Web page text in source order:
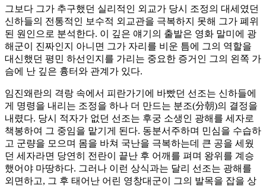
그보다 그가 추구했던 실리적인 외교가 당시 조정의 대세였던
신하들의 전통적인 보수적 외교관을 극복하지 못해 그가 폐위
된 원인으로 분석한다. 이 깊은 얘기의 출발은 영화 말미에 광
해군이 진짜인지 아니면 그가 자리를 비운 틈에 그의 역할을
대신했던 평민 하선인지를 가리는 중요한 증거인 그의 왼쪽 가
슴에 난 깊은 흉터와 관계가 있다.
임진왜란의 격랑 속에서 피란가기에 바빴던 선조는 신하들에
게 명령을 내리는 조정을 하나 더 만드는 분조(分朝)의 결정을
내렸다. 당시 적자가 없던 선조는 후궁 소생인 광해를 세자로
책봉하여 그 중임을 맡기게 된다. 동분서주하며 민심을 수습하
고 군량을 모으며 몸을 바쳐 국난을 극복하는데 큰 공을 세웠
던 세자라면 당연히 전란이 끝난 후 어깨를 펴며 왕위를 계승
했어야 마땅하다. 그러나 이런 상식과는 달리 선조는 광해를
외면하고, 그 후 태어난 어린 영창대군이 그의 발목을 잡을 상